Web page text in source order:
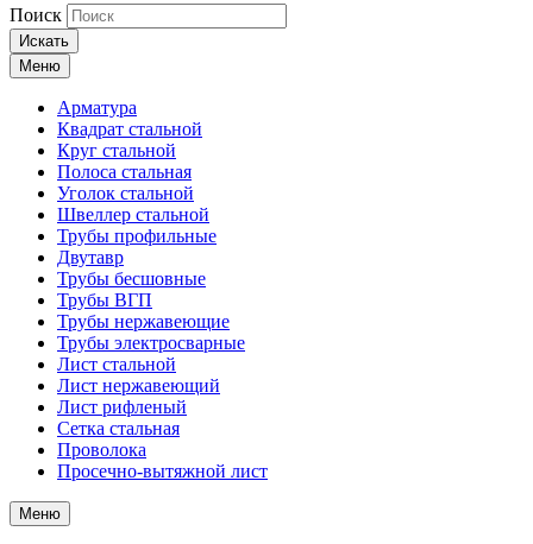
Поиск
Искать
Меню
Арматура
Квадрат стальной
Круг стальной
Полоса стальная
Уголок стальной
Швеллер стальной
Трубы профильные
Двутавр
Трубы бесшовные
Трубы ВГП
Трубы нержавеющие
Трубы электросварные
Лист стальной
Лист нержавеющий
Лист рифленый
Сетка стальная
Проволока
Просечно-вытяжной лист
Меню